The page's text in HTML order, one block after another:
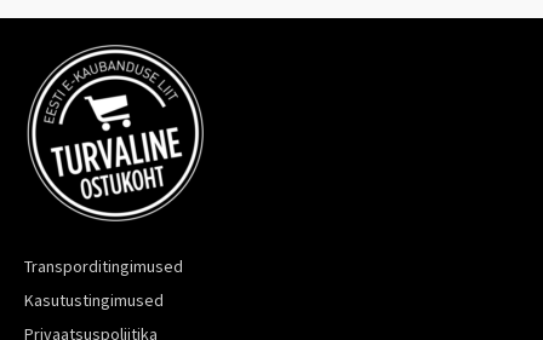
Transporditingimused
Kasutustingimused
Privaatsuspoliitika